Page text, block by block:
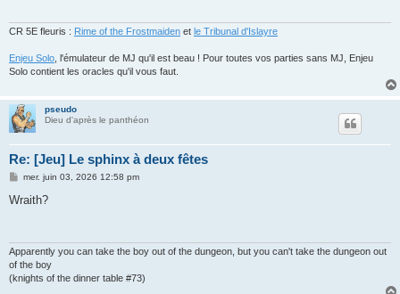
CR 5E fleuris : Rime of the Frostmaiden et le Tribunal d'Islayre
Enjeu Solo , l'émulateur de MJ qu'il est beau ! Pour toutes vos parties sans MJ, Enjeu
Solo contient les oracles qu'il vous faut.
pseudo
Dieu d'après le panthéon
Re: [Jeu] Le sphinx à deux fêtes
M
s
mer. juin 03, 2026 12:58 pm
Wraith?
Apparently you can take the boy out of the dungeon, but you can't take the dungeon out
of the boy
(knights of the dinner table #73)